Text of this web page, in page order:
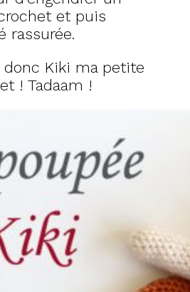
et puis
rassurée.
donc Kiki ma petite
! Tadaam !